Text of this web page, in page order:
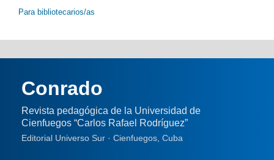
Para bibliotecarios/as
Conrado
Revista pedagógica de la Universidad de
Cienfuegos “Carlos Rafael Rodríguez”
Editorial Universo Sur · Cienfuegos, Cuba